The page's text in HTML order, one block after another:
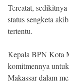
Tercatat,
status sengketa
tertentu.
Kepala BPN Kota
komitmennya
Makassar dalam